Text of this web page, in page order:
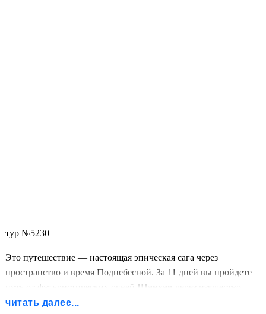
тур №5230
Это путешествие — настоящая эпическая сага через
пространство и время Поднебесной. За 11 дней вы пройдете
путь от футуристических огней Шанхая
садовСучжоу, взмоете к сюрреалистическим вершинам
читать далее...